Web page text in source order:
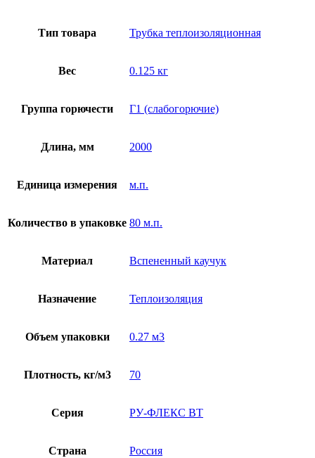
Тип товара Трубка теплоизоляционная
Вес 0.125 кг
Группа горючести Г1 (слабогорючие)
Длина, мм 2000
Единица измерения м.п.
Количество в упаковке 80 м.п.
Материал Вспененный каучук
Назначение Теплоизоляция
Объем упаковки 0.27 м3
Плотность, кг/м3 70
Серия РУ-ФЛЕКС ВТ
Страна Россия